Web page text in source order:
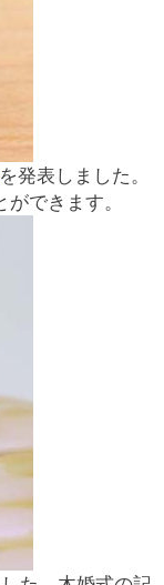
を発表しました。
できます。